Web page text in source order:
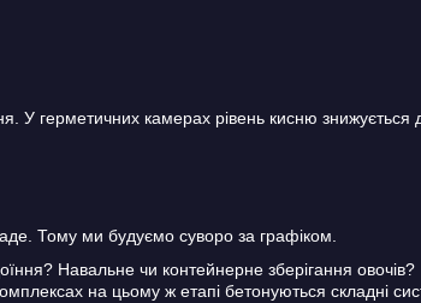
У герметичних камерах рівень кисню знижується
Тому ми будуємо суворо за графіком.
Навальне чи контейнерне зберігання овочів?
на цьому ж етапі бетонуються складні